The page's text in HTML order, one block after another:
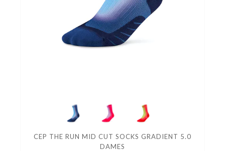
CEP THE RUN MID CUT SOCKS GRADIENT 5.0
DAMES